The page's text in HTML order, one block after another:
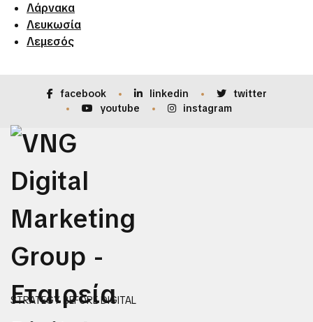
Λάρνακα
Λευκωσία
Λεμεσός
facebook linkedin
twitter
youtube
instagram
STRATEGY BEFORE DIGITAL